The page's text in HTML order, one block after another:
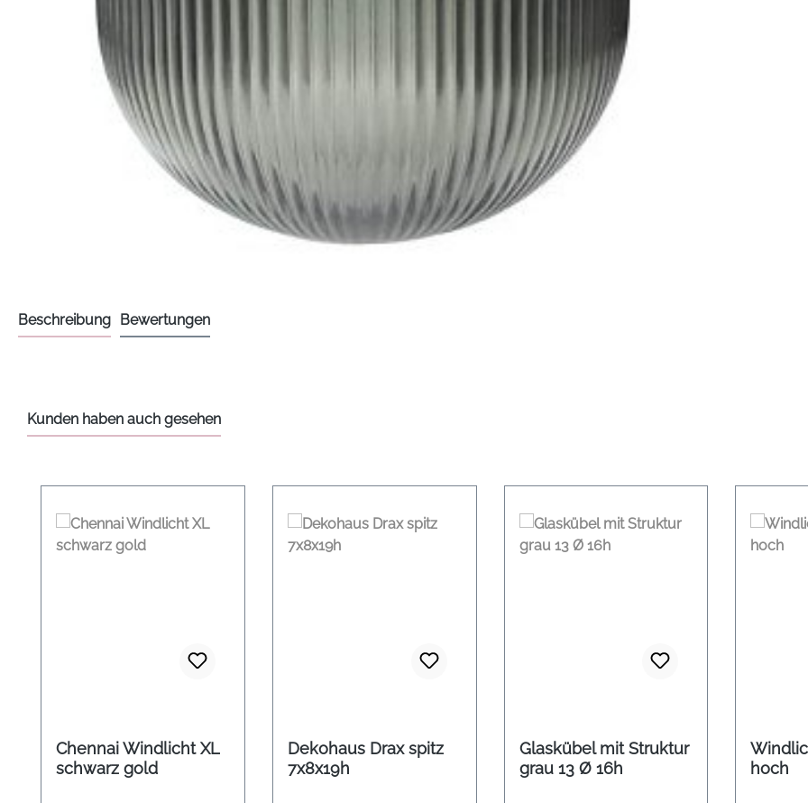
Beschreibung Bewertungen
Kunden haben auch gesehen
Chennai Windlicht XL
schwarz gold
Dekohaus Drax spitz
7x8x19h
Glaskübel mit Struktur
grau 13 Ø 16h
Windlicht
hoch